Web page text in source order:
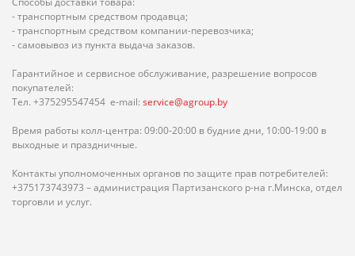
- транспортным средством продавца;
- транспортным средством компании-перевозчика;
- самовывоз из пункта выдача заказов.
Гарантийное и сервисное обслуживание, разрешение вопросов
покупателей:
Тел. +375295547454 e-mail: service@agroup.by
Время работы колл-центра: 09:00-20:00 в будние дни, 10:00-19:00 в
выходные и праздничные.
Контакты уполномоченных органов по защите прав потребителей:
+375173743973 – администрация Партизанского р-на г.Минска, отдел
торговли и услуг.